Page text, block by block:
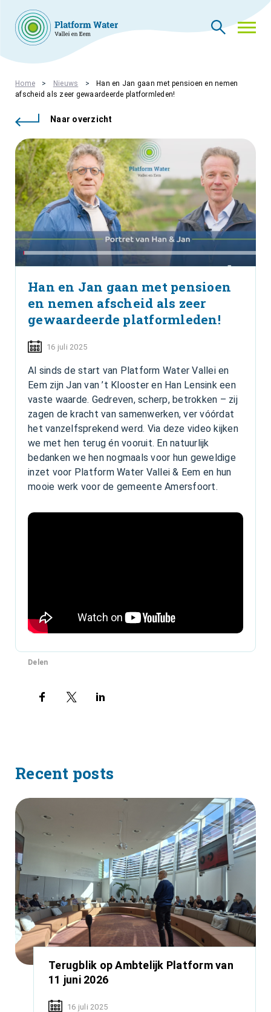
THEMA’S
NIEUWS
WIE ZIJN WIJ
PLATFORMLEDEN
PLATFORM ACADEMIE
VACATURES
INLOGGEN
Home Nieuws
Han en Jan gaan met pensioen en nemen
afscheid als zeer gewaardeerde platformleden!
Naar overzicht
Han en Jan gaan met pensioen
en nemen afscheid als zeer
gewaardeerde platformleden!
16 juli 2025
Al sinds de start van Platform Water Vallei en
Eem zijn Jan van ’t Klooster en Han Lensink een
vaste waarde. Gedreven, scherp, betrokken – zij
zagen de kracht van samenwerken, ver vóórdat
het vanzelfsprekend werd. Via deze video kijken
we met hen terug én vooruit. En natuurlijk
bedanken we hen nogmaals voor hun geweldige
inzet voor Platform Water Vallei & Eem en hun
mooie werk voor de gemeente Amersfoort.
Delen
Recent posts
Terugblik op Ambtelijk Platform van
11 juni 2026
16 juli 2025